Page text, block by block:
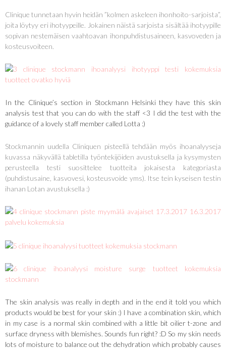
Clinique tunnetaan hyvin heidän ”kolmen askeleen ihonhoito-sarjoista”,
joita löytyy eri ihotyypeille. Jokainen näistä sarjoista sisältää ihotyypille
sopivan nestemäisen vaahtoavan ihonpuhdistusaineen, kasvoveden ja
kosteusvoiteen.
In the Clinique’s section in Stockmann Helsinki they have this skin
analysis test that you can do with the staff <3 I did the test with the
guidance of a lovely staff member called Lotta :)
Stockmannin uudella Cliniquen pisteellä tehdään myös ihoanalyyseja
kuvassa näkyvällä tabletilla työntekijöiden avustuksella ja kysymysten
perusteella testi suosittelee tuotteita jokaisesta kategoriasta
(puhdistusaine, kasvovesi, kosteusvoide yms). Itse tein kyseisen testin
ihanan Lotan avustuksella :)
The skin analysis was really in depth and in the end it told you which
products would be best for your skin :) I have a combination skin, which
in my case is a normal skin combined with a little bit oilier t-zone and
surface dryness with blemishes. Sounds fun right? :D So my skin needs
lots of moisture to balance out the dehydration which probably causes